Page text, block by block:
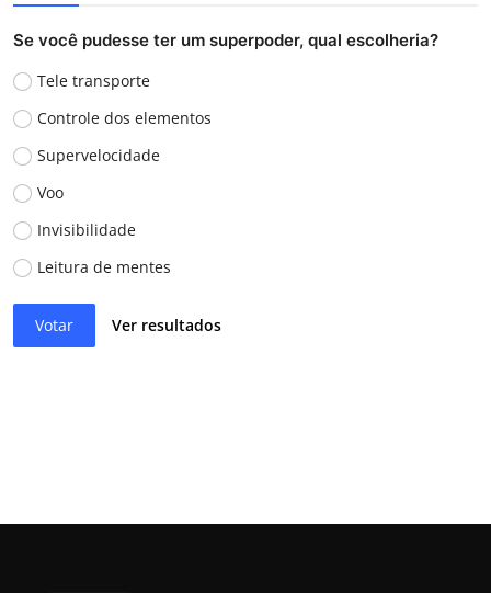
Se você pudesse ter um superpoder, qual escolheria?
Tele transporte
Controle dos elementos
Supervelocidade
Voo
Invisibilidade
Leitura de mentes
Votar Ver resultados